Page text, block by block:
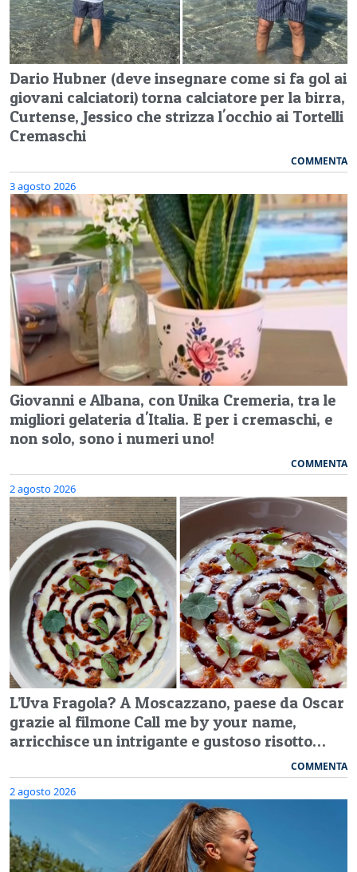
Dario Hubner (deve insegnare come si fa gol ai
giovani calciatori) torna calciatore per la birra,
Curtense, Jessico che strizza l'occhio ai Tortelli
Cremaschi
COMMENTA
3 agosto 2026
Giovanni e Albana, con Unika Cremeria, tra le
migliori gelateria d'Italia. E per i cremaschi, e
non solo, sono i numeri uno!
COMMENTA
2 agosto 2026
L’Uva Fragola? A Moscazzano, paese da Oscar
grazie al filmone Call me by your name,
arricchisce un intrigante e gustoso risotto…
COMMENTA
2 agosto 2026